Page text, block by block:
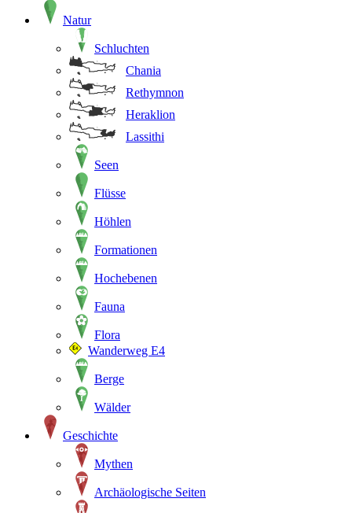
Natur
Schluchten
Chania
Rethymnon
Heraklion
Lassithi
Seen
Flüsse
Höhlen
Formationen
Hochebenen
Fauna
Flora
Wanderweg E4
Berge
Wälder
Geschichte
Mythen
Archäologische Seiten